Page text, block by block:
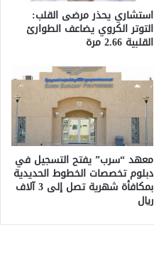
استشاري يحذر مرضى القلب:
التوتر الكروي يضاعف الطوارئ
القلبية 2.66 مرة
معهد “سرب” يفتح التسجيل في
دبلوم تخصصات الخطوط الحديدية
بمكافأة شهرية تصل إلى 3 آلاف
ريال